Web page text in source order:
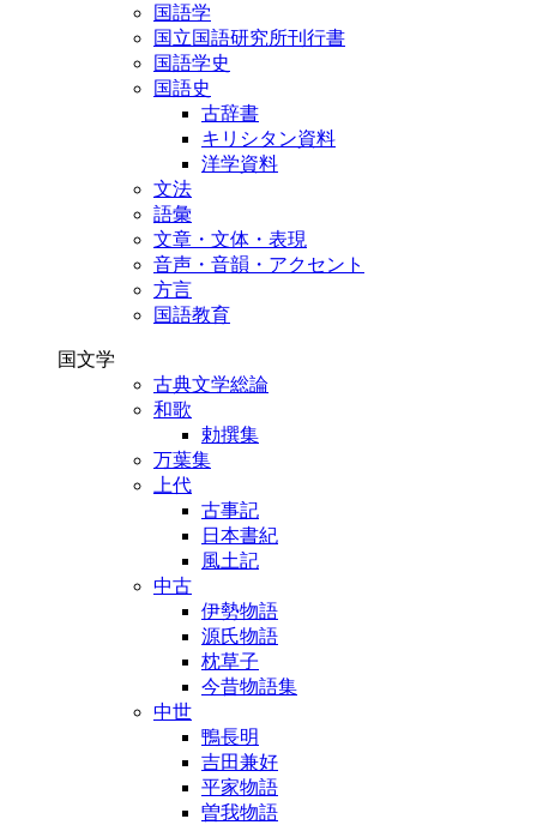
国語学
国立国語研究所刊行書
国語学史
国語史
古辞書
キリシタン資料
洋学資料
文法
語彙
文章・文体・表現
音声・音韻・アクセント
方言
国語教育
国文学
古典文学総論
和歌
勅撰集
万葉集
上代
古事記
日本書紀
風土記
中古
伊勢物語
源氏物語
枕草子
今昔物語集
中世
鴨長明
吉田兼好
平家物語
曽我物語